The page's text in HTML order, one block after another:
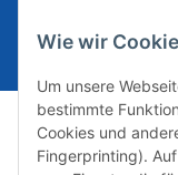
Wie wir
Um unsere
bestimmte
Cookies und
Fingerprinting).